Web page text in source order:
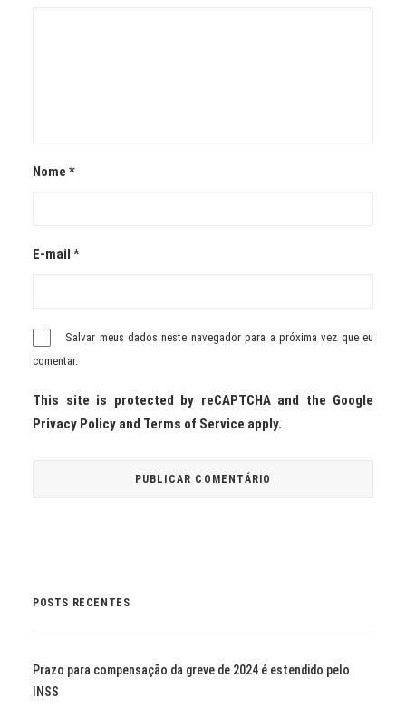
Nome *
E-mail *
Salvar meus dados neste navegador para a próxima vez que eu
comentar.
This site is protected by reCAPTCHA and the Google
Privacy Policy and Terms of Service apply.
POSTS RECENTES
Prazo para compensação da greve de 2024 é estendido pelo
INSS